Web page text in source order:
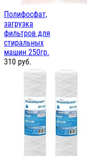
Полифосфат,
загрузка
фильтров для
стиральных
машин 250гр.
310 руб.